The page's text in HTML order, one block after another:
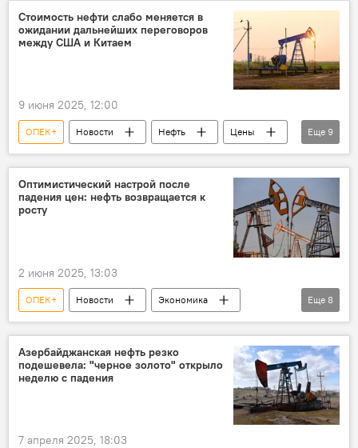
Цена нефти
Azeri Light
Brent
Азери-Чираг-Гюнешли
Стоимость нефти слабо меняется в
ожидании дальнейших переговоров
между США и Китаем
9 июня 2025, 12:00
ОПЕК+ Новости Нефть
Цены
США
Китай
Переговоры
Фьючерсы
Президент США Дональд Трамп
Торговая война
Добыча нефти
Еще 9
Оптимистический настрой после
падения цен: нефть возвращается к
росту
2 июня 2025, 13:03
ОПЕК+ Новости
Экономика
энергетика
Нефть
нефтегазовая отрасль
ОПЕК
Фьючерсы
Brent
Еще 8
Азербайджанская нефть резко
подешевела: "черное золото" открыло
неделю с падения
7 апреля 2025, 18:03